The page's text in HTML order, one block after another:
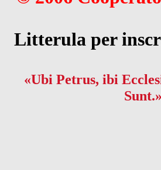
Litterula per
«Ubi Petrus, ibi